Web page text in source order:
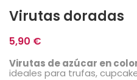
Virutas doradas
5,90 €
Virutas de azúcar en
ideales para trufas,